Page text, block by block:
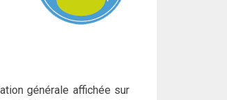
générale affichée sur